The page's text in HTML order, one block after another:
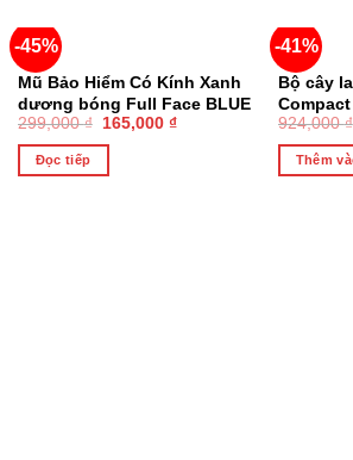
-45%
HẾT HÀNG
Mũ Bảo Hiểm Có Kính Xanh
dương bóng Full Face BLUE
SEA Thời trang cá tính Mẫu
mới 2023 Chính Hãng
299,000₫ 165,000 ₫
Đọc tiếp
-41%
Bộ cây
924,000₫
Thêm